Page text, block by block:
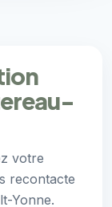
votre
recontacte
Yonne.